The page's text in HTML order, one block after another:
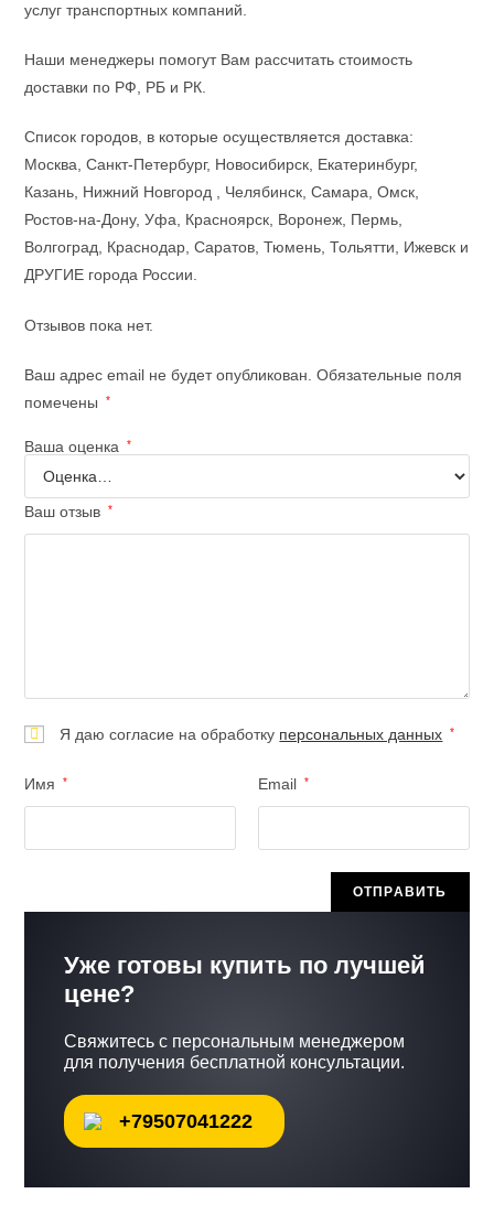
услуг транспортных компаний.
Наши менеджеры помогут Вам рассчитать стоимость
доставки по РФ, РБ и РК.
Список городов, в которые осуществляется доставка:
Москва, Санкт-Петербург, Новосибирск, Екатеринбург,
Казань, Нижний Новгород , Челябинск, Самара, Омск,
Ростов-на-Дону, Уфа, Красноярск, Воронеж, Пермь,
Волгоград, Краснодар, Саратов, Тюмень, Тольятти, Ижевск и
ДРУГИЕ города России.
Отзывов пока нет.
Ваш адрес email не будет опубликован. Обязательные поля
помечены
*
Ваша оценка *
Ваш отзыв *
Я даю согласие на обработку персональных данных *
Имя * Email *
Уже готовы купить по лучшей
цене?
Свяжитесь с персональным менеджером
для получения бесплатной консультации.
+79507041222